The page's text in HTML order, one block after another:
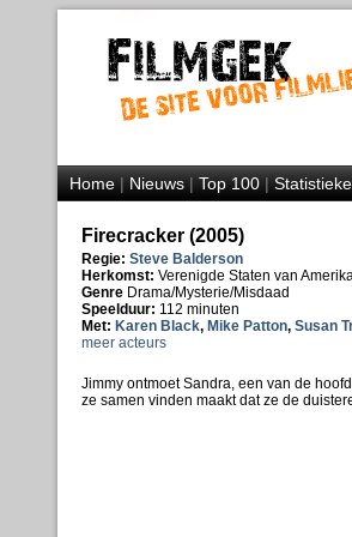
Home|Nieuws|Top 100|
Firecracker (2005)
Regie: Steve Balderson
Herkomst: Verenigde Staten van
Genre Drama/Mysterie/Misdaad
Speelduur: 112 minuten
Met: Karen Black, Mike Patton, Susan
meer acteurs
Jimmy ontmoet Sandra, een van de
ze samen vinden maakt dat ze de